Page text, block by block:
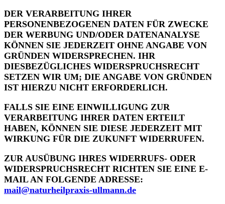
DER VERARBEITUNG IHRER
PERSONENBEZOGENEN DATEN FÜR ZWECKE
DER WERBUNG UND/ODER DATENANALYSE
KÖNNEN SIE JEDERZEIT OHNE ANGABE VON
GRÜNDEN WIDERSPRECHEN. IHR
DIESBEZÜGLICHES WIDERSPRUCHSRECHT
SETZEN WIR UM; DIE ANGABE VON GRÜNDEN
IST HIERZU NICHT ERFORDERLICH.
FALLS SIE EINE EINWILLIGUNG ZUR
VERARBEITUNG IHRER DATEN ERTEILT
HABEN, KÖNNEN SIE DIESE JEDERZEIT MIT
WIRKUNG FÜR DIE ZUKUNFT WIDERRUFEN.
ZUR AUSÜBUNG IHRES WIDERRUFS- ODER
WIDERSPRUCHSRECHT RICHTEN SIE EINE E-
MAIL AN FOLGENDE ADRESSE:
mail@naturheilpraxis-ullmann.de